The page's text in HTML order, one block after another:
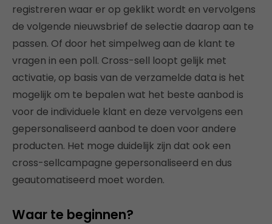
registreren waar er op geklikt wordt en vervolgens
de volgende nieuwsbrief de selectie daarop aan te
passen. Of door het simpelweg aan de klant te
vragen in een poll. Cross-sell loopt gelijk met
activatie, op basis van de verzamelde data is het
mogelijk om te bepalen wat het beste aanbod is
voor de individuele klant en deze vervolgens een
gepersonaliseerd aanbod te doen voor andere
producten. Het moge duidelijk zijn dat ook een
cross-sellcampagne gepersonaliseerd en dus
geautomatiseerd moet worden.
Waar te beginnen?